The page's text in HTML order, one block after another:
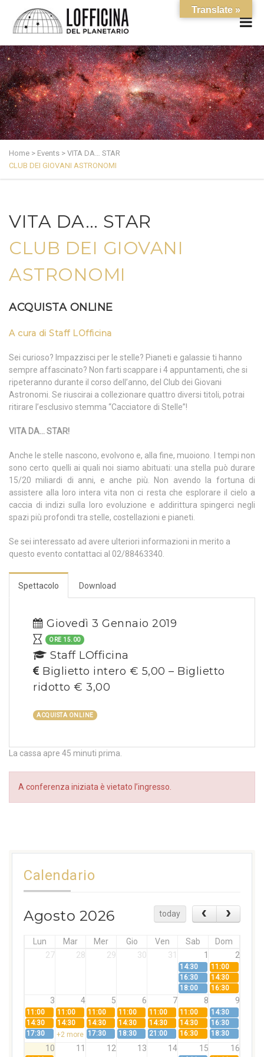
Home > Events > VITA DA… STAR
CLUB DEI GIOVANI ASTRONOMI
VITA DA… STAR
CLUB DEI GIOVANI
ASTRONOMI
ACQUISTA ONLINE
A cura di Staff LOfficina
Sei curioso? Impazzisci per le stelle? Pianeti e galassie ti hanno
sempre affascinato? Non farti scappare i 4 appuntamenti, che si
ripeteranno durante il corso dell’anno, del Club dei Giovani
Astronomi. Se riuscirai a collezionare quattro diversi titoli, potrai
ritirare l’esclusivo stemma “Cacciatore di Stelle”!
VITA DA… STAR!
Anche le stelle nascono, evolvono e, alla fine, muoiono. I tempi non
sono certo quelli ai quali noi siamo abituati: una stella può durare
15/20 miliardi di anni, e anche più. Non avendo la fortuna di
assistere alla loro intera vita non ci resta che esplorare il cielo a
caccia di indizi sulla loro evoluzione e addirittura spingerci negli
spazi più profondi tra stelle, costellazioni e pianeti.
Se sei interessato ad avere ulteriori informazioni in merito a
questo evento contattaci al 02/88463340.
Spettacolo Download
Giovedì 3 Gennaio 2019
ORE 15.00
Staff LOfficina
Biglietto intero € 5,00 – Biglietto
ridotto € 3,00
ACQUISTA ONLINE
La cassa apre 45 minuti prima.
A conferenza iniziata è vietato l’ingresso.
Calendario
Agosto 2026 today
Lun Mar Mer Gio Ven Sab
Dom
27
28 29 30 31 1 2
14:30
11:00
16:30
14:30
18:00
16:30
3 4 5 6 7 8 9
11:00 11:00 11:00 11:00 11:00 11:00
14:30
14:30
14:30 14:30 14:30 14:30 14:30
16:30
17:30
+2 more 17:30 18:30 21:00 16:30 18:30
10 11 12 13 14 15 16
Translate »